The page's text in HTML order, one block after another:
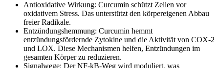
Antioxidative Wirkung: Curcumin schützt Zellen vor
oxidativem Stress. Das unterstützt den körpereigenen Abbau
freier Radikale.
Entzündungshemmung: Curcumin hemmt
entzündungsfördernde Zytokine und die Aktivität von COX-2
und LOX. Diese Mechanismen helfen, Entzündungen im
gesamten Körper zu reduzieren.
Signalwege: Der NF-kB-Weg wird moduliert, was